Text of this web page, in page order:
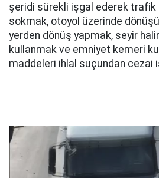
şeridi sürekli işgal ederek trafik
sokmak, otoyol üzerinde
yerden dönüş yapmak, seyir
kullanmak ve emniyet kemeri
maddeleri ihlal suçundan cezai